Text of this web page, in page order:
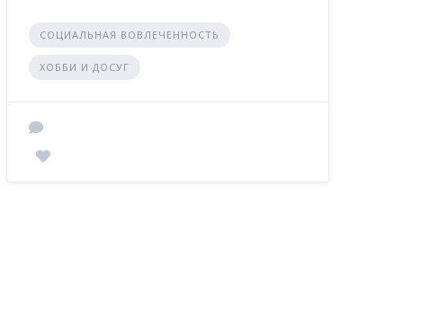
СОЦИАЛЬНАЯ ВОВЛЕЧЕННОСТЬ
ХОББИ И ДОСУГ